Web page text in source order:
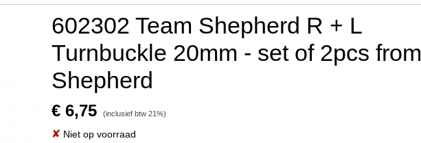
602302 Team Shepherd R + L
Turnbuckle 20mm - set of 2pcs from
Shepherd
€ 6,75 (inclusief btw 21%)
✘ Niet op voorraad